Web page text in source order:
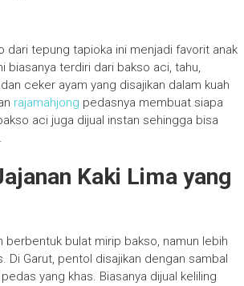
dari tepung tapioka ini menjadi favorit anak
biasanya terdiri dari bakso aci, tahu,
ceker ayam yang disajikan dalam kuah
rajamahjong pedasnya membuat siapa
aci juga dijual instan sehingga bisa
Kaki Lima yang
berbentuk bulat mirip bakso, namun lebih
Di Garut, pentol disajikan dengan sambal
yang khas. Biasanya dijual keliling